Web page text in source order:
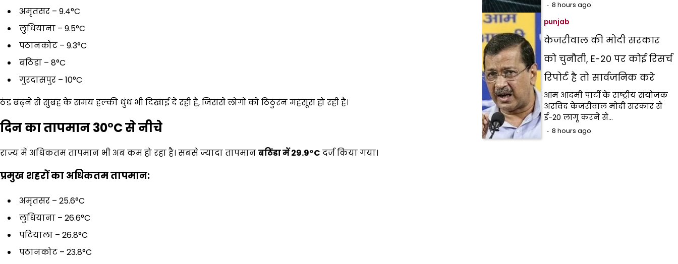
अमृतसर – 9.4°C
लुधियाना – 9.5°C
पठानकोट – 9.3°C
बठिंडा – 8°C
गुरदासपुर – 10°C
ठंड बढ़ने से सुबह के समय हल्की धुंध भी दिखाई दे रही है, जिससे लोगों को ठिठुरन महसूस हो रही है।
दिन का तापमान30°Cसे नीचे
राज्य में अधिकतम तापमान भी अब कम हो रहा है। सबसे ज्यादा तापमानबठिंडा में29.9°C दर्ज किया गया।
प्रमुख शहरों का अधिकतम तापमान:
अमृतसर – 25.6°C
लुधियाना – 26.6°C
पटियाला – 26.8°C
पठानकोट – 23.8°C
8 hours ago
punjab
केजरीवाल की मोदी सरकार
को चुनौती, E-20 पर कोई रिसर्च
रिपोर्ट है तो सार्वजनिक करे
आम आदमी पार्टी के राष्ट्रीय संयोजक
अरविंद केजरीवाल मोदी सरकार से
ई-20 लागू करने से…
8 hours ago